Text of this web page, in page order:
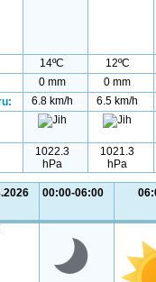
14ºC
12ºC
0 mm
0 mm
6.8 km/h
6.5 km/h
1022.3
hPa
1021.3
hPa
00:00-06:00